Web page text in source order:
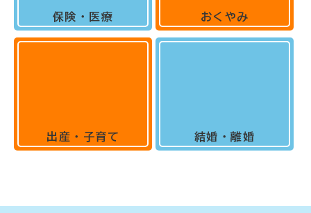
保険・医療
出産・子育て
おくやみ
結婚・離婚